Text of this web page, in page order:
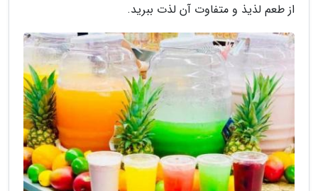
از طعم لذیذ و متفاوت آن لذت ببرید.